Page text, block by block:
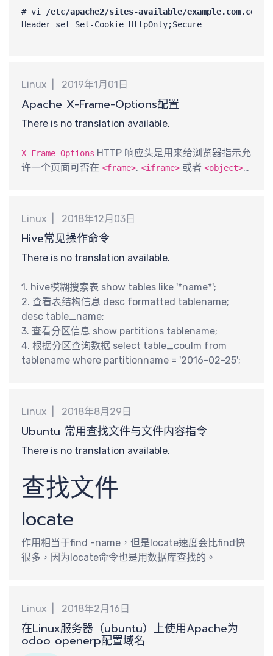
最
新
分
# vi
/etc/apache2/sites-available/example.com.conf
Header set Set-Cookie HttpOnly;Secure
Linux 2019年1月01日
Apache X-Frame-Options配置
There is no translation available.
X-Frame-Options HTTP 响应头是用来给浏览器指示允
许一个页面可否在 <frame>, <iframe> 或者 <object>
点击劫持 (clickjacking) 的攻击。
Linux 2018年12月03日
Hive常见操作命令
There is no translation available.
1. hive模糊搜索表 show tables like '*name*';
2. 查看表结构信息 desc formatted tablename;
desc table_name;
3. 查看分区信息 show partitions tablename;
4. 根据分区查询数据 select table_coulm from
tablename where partitionname = '2016-02-25';
Linux 2018年8月29日
Ubuntu 常用查找文件与文件内容指令
There is no translation available.
查找文件
locate
作用相当于find -name，但是locate速度会比find快
很多，因为locate命令也是用数据库查找的。
Linux 2018年2月16日
在Linux服务器（ubuntu）上使用Apache为
odoo openerp配置域名